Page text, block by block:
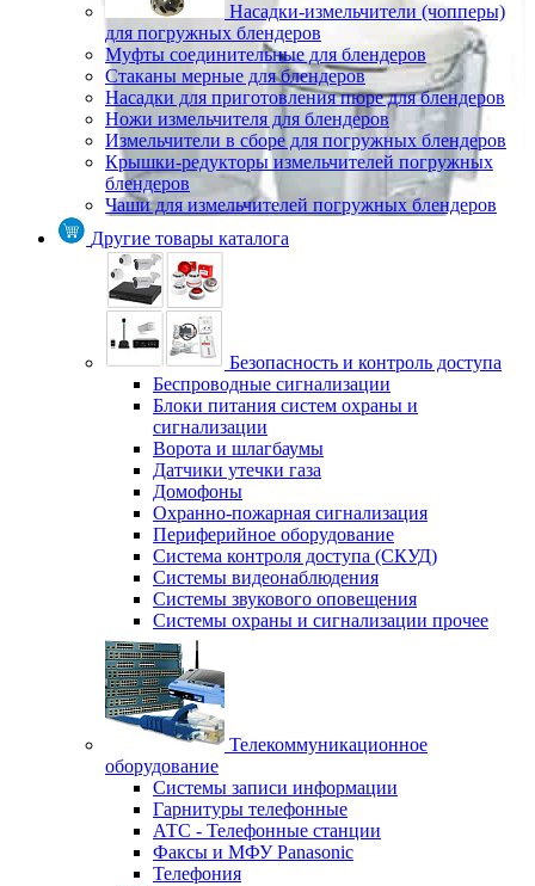
Насадки-измельчители (чопперы)
для погружных блендеров
Муфты соединительные для блендеров
Стаканы мерные для блендеров
Насадки для приготовления пюре для блендеров
Ножи измельчителя для блендеров
Измельчители в сборе для погружных блендеров
Крышки-редукторы измельчителей погружных
блендеров
Чаши для измельчителей погружных блендеров
Другие товары каталога
Безопасность и контроль доступа
Беспроводные сигнализации
Блоки питания систем охраны и
сигнализации
Ворота и шлагбаумы
Датчики утечки газа
Домофоны
Охранно-пожарная сигнализация
Периферийное оборудование
Система контроля доступа (СКУД)
Системы видеонаблюдения
Системы звукового оповещения
Системы охраны и сигнализации прочее
Телекоммуникационное
оборудование
Системы записи информации
Гарнитуры телефонные
АТС - Телефонные станции
Факсы и МФУ Panasonic
Телефония